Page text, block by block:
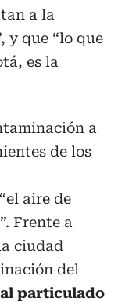
a la
y que “lo que
es la
a
de los
aire de
Frente a
ciudad
del
particulado